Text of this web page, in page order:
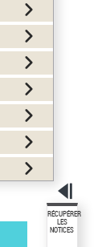
RÉCUPÉRER
LES
NOTICES